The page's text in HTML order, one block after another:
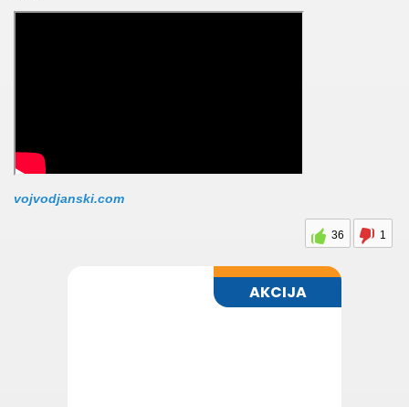
vojvodjanski.com
36 1